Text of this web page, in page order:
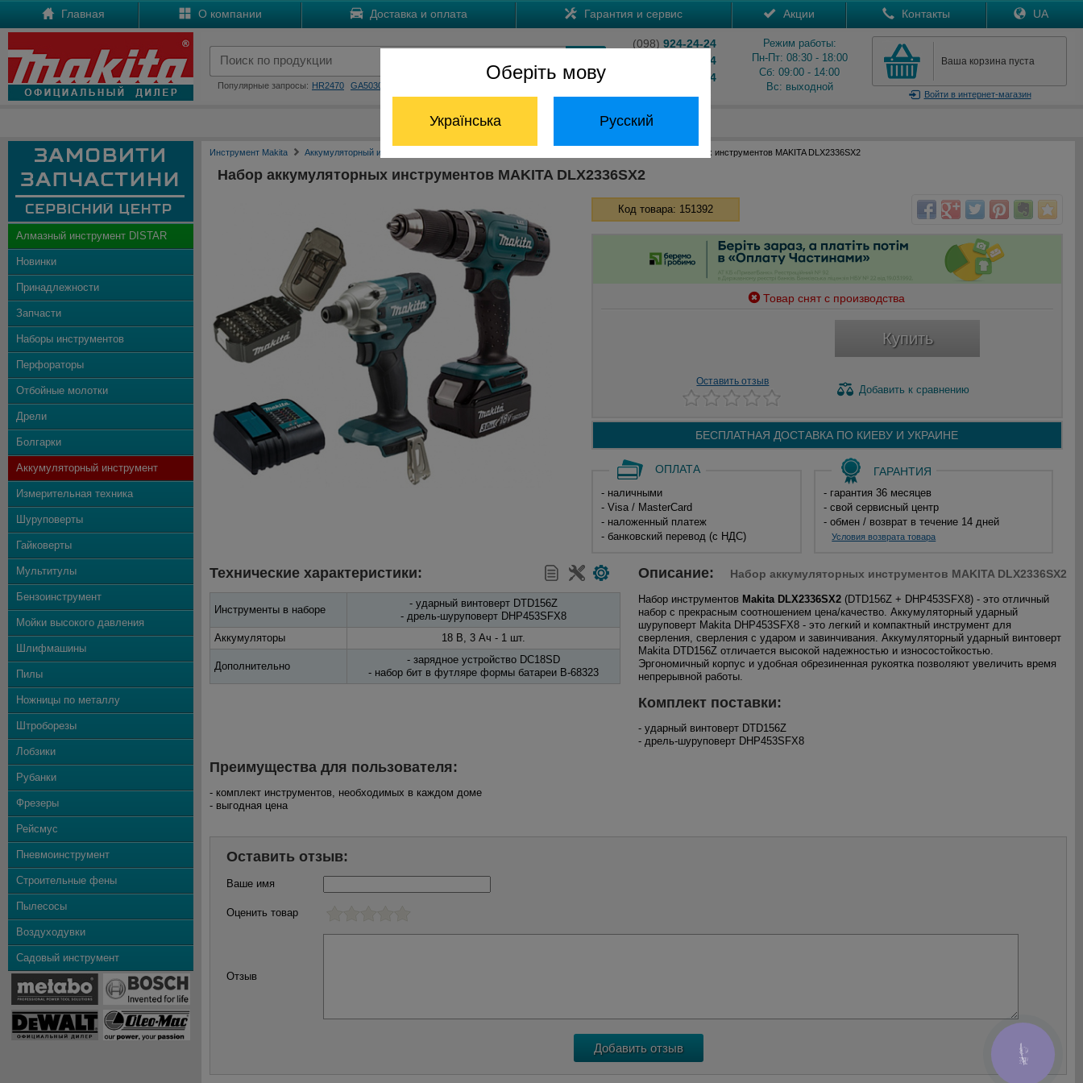
Оберіть мову
Українська Русский
Главная О компании Доставка и оплата Гарантия и сервис Акции Контакты UA
Популярные запросы: HR2470 GA5030
(098) 924-24-24
204-24-24
824-24-24
Режим работы:
Пн-Пт: 08:30 - 18:00
Сб: 09:00 - 14:00
Вс: выходной
Ваша корзина пуста
Войтив интернет-магазин
Отдел запчастей: (068) 824-24-24
Алмазный инструмент DISTAR
Новинки
Принадлежности
Запчасти
Наборы инструментов
Перфораторы
Отбойные молотки
Дрели
Болгарки
Аккумуляторный инструмент
Измерительная техника
Шуруповерты
Гайковерты
Мультитулы
Бензоинструмент
Мойки высокого давления
Шлифмашины
Пилы
Ножницы по металлу
Штроборезы
Лобзики
Рубанки
Фрезеры
Рейсмус
Пневмоинструмент
Строительные фены
Пылесосы
Воздуходувки
Садовый инструмент
Инструмент Makita Аккумуляторный инструмент Макита Набор аккумуляторных инструментов MAKITA DLX2336SX2
Набор аккумуляторных инструментов MAKITA DLX2336SX2
Код товара: 151392
Товар снят с производства
Купить
Оставить отзыв
Добавить к сравнению
БЕСПЛАТНАЯ ДОСТАВКА ПО КИЕВУ И УКРАИНЕ
ОПЛАТА
- наличными
- Visa / MasterCard
- наложенный платеж
- банковский перевод (с НДС)
ГАРАНТИЯ
- гарантия 36 месяцев
- свой сервисный центр
- обмен / возврат в течение 14 дней
Условия возврата товара
Технические характеристики:
Инструменты в наборе
- ударный винтоверт DTD156Z
- дрель-шуруповерт DHP453SFX8
Аккумуляторы
18 В, 3 Ач - 1 шт.
Дополнительно
- зарядное устройство DC18SD
- набор бит в футляре формы батареи B-68323
Описание: Набор аккумуляторных инструментов MAKITA DLX2336SX2
Набор инструментов Makita DLX2336SX2 (DTD156Z + DHP453SFX8) - это отличный
набор с прекрасным соотношением цена/качество. Аккумуляторный ударный
шуруповерт Makita DHP453SFX8 - это легкий и компактный инструмент для
сверления, сверления с ударом и завинчивания. Аккумуляторный ударный винтоверт
Makita DTD156Z отличается высокой надежностью и износостойкостью.
Эргономичный корпус и удобная обрезиненная рукоятка позволяют увеличить время
непрерывной работы.
Комплект поставки:
- ударный винтоверт DTD156Z
- дрель-шуруповерт DHP453SFX8
Преимущества для пользователя:
- комплект инструментов, необходимых в каждом доме
- выгодная цена
Оставить отзыв:
Ваше имя
Оценить товар
Отзыв
КНОПКА
ЗВ'ЯЗКУ